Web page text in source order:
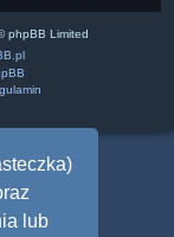
lub
phpBB Limited